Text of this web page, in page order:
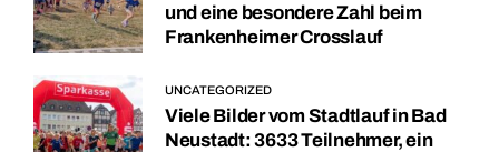
und eine besondere Zahl beim
Frankenheimer Crosslauf
UNCATEGORIZED
Viele Bilder vom Stadtlauf in Bad
Neustadt: 3633 Teilnehmer, ein